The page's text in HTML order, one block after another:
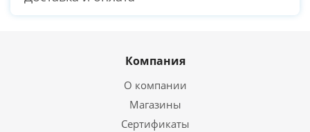
Компания
О компании
Магазины
Сертификаты